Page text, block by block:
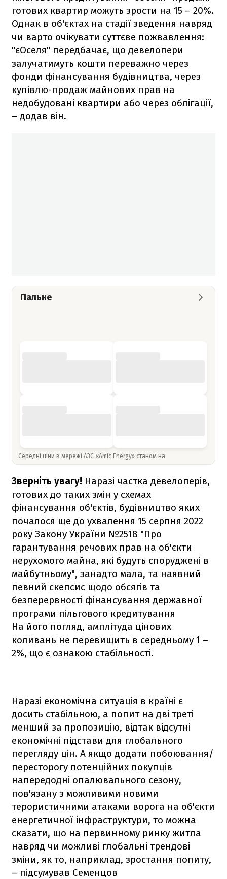
готових квартир можуть зрости на 15 – 20%.
Однак в об'єктах на стадії зведення навряд
чи варто очікувати суттєве пожвавлення:
"єОселя" передбачає, що девелопери
залучатимуть кошти переважно через
фонди фінансування будівництва, через
купівлю-продаж майнових прав на
недобудовані квартири або через облігації,
– додав він.
Пальне
Середні ціни в мережі АЗС «Amic Energy» станом на
Зверніть увагу! Наразі частка девелоперів,
готових до таких змін у схемах
фінансування об'єктів, будівництво яких
почалося ще до ухвалення 15 серпня 2022
року Закону України №2518 "Про
гарантування речових прав на об'єкти
нерухомого майна, які будуть споруджені в
майбутньому", занадто мала, та наявний
певний скепсис щодо обсягів та
безперервності фінансування державної
програми пільгового кредитування
На його погляд, амплітуда цінових
коливань не перевищить в середньому 1 –
2%, що є ознакою стабільності.
Наразі економічна ситуація в країні є
досить стабільною, а попит на дві треті
менший за пропозицію, відтак відсутні
економічні підстави для глобального
перегляду цін. А якщо додати побоювання/
пересторогу потенційних покупців
напередодні опалювального сезону,
пов'язану з можливими новими
терористичними атаками ворога на об'єкти
енергетичної інфраструктури, то можна
сказати, що на первинному ринку житла
навряд чи можливі глобальні трендові
зміни, як то, наприклад, зростання попиту,
– підсумував Семенцов